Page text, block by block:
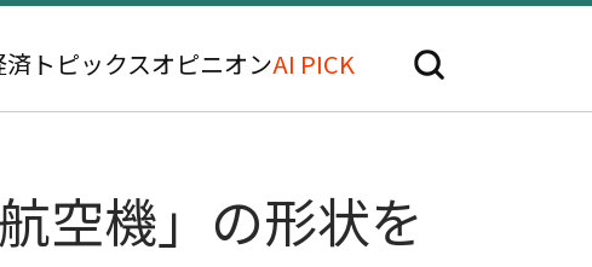
済 トピックスオピニオンAI PICK
空機」の形状を